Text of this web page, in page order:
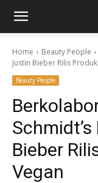
Home Beauty People
Justin Bieber Rilis
Beauty People
Bieber
Vegan